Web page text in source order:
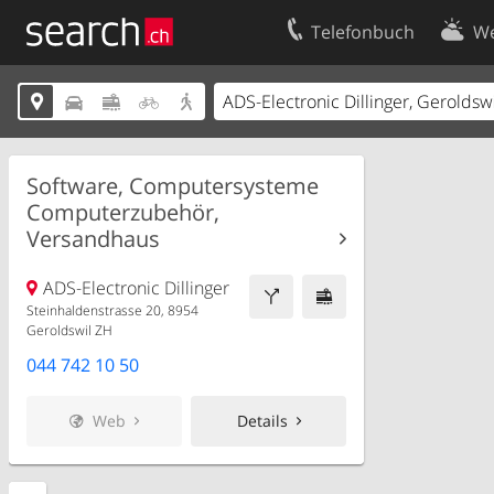
Telefonbuch
    
Software, Computersysteme
Computerzubehör,
Versandhaus
ADS-Electronic Dillinger
Steinhaldenstrasse 20, 8954
Geroldswil ZH
044 742 10 50
Web Details
Ihr Eintrag
Kundencenter Geschäftskunden
Impressum
Kontakt